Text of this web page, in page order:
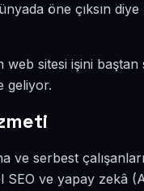
öne çıksın
web sitesi işini
geliyor.
ve serbest
SEO ve yapay zekâ